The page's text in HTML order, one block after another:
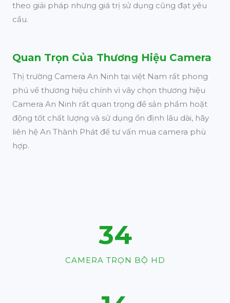
theo giải pháp nhưng giá trị sử dụng cũng đạt yêu
cầu.
Quan Trọn Của Thương Hiệu Camera
Thị trường Camera An Ninh tại việt Nam rất phong
phú về thương hiệu chính vì vây chọn thương hiệu
Camera An Ninh rất quan trọng để sản phẩm hoặt
động tốt chất lượng và sử dụng ổn định lâu dài, hãy
liên hệ An Thành Phát để tư vấn mua camera phù
hợp.
46
CAMERA TRỌN BỘ HD